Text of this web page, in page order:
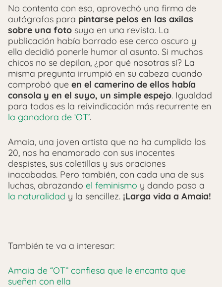
No contenta con eso, aprovechó una firma de
autógrafos para pintarse pelos en las axilas
sobre una foto suya en una revista. La
publicación había borrado ese cerco oscuro y
ella decidió ponerle humor al asunto. Si muchos
chicos no se depilan, ¿por qué nosotras sí? La
misma pregunta irrumpió en su cabeza cuando
comprobó que en el camerino de ellos había
consola y en el suyo, un simple espejo. Igualdad
para todos es la reivindicación más recurrente en
la ganadora de ‘OT’.
Amaia, una joven artista que no ha cumplido los
20, nos ha enamorado con sus inocentes
despistes, sus coletillas y sus oraciones
inacabadas. Pero también, con cada una de sus
luchas, abrazando el feminismo y dando paso a
la naturalidad y la sencillez. ¡Larga vida a Amaia!
También te va a interesar:
Amaia de “OT” confiesa que le encanta que
sueñen con ella